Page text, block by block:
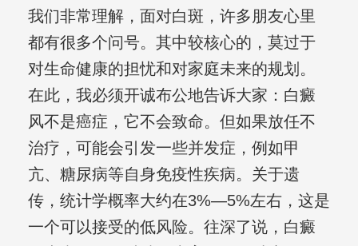
我们非常理解，面对白斑，许多朋友心里
都有很多个问号。其中较核心的，莫过于
对生命健康的担忧和对家庭未来的规划。
在此，我必须开诚布公地告诉大家：白癜
风不是癌症，它不会致命。但如果放任不
治疗，可能会引发一些并发症，例如甲
亢、糖尿病等自身免疫性疾病。关于遗
传，统计学概率大约在3%—5%左右，这是
一个可以接受的低风险。往深了说，白癜